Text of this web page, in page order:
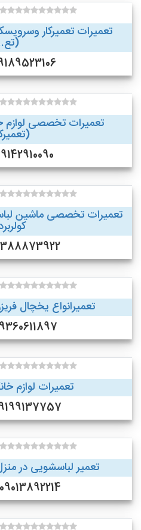
تعمیرات تعمیرکار
(تع...
09189523106 (ملایر )
تعمیرات تخصصی لوازم
09142910090 (کیش)
تعمیرات تخصصی ماشین
09388873922
تعمیرانواع یخچال
09360611897 (میناب)
تعمیرات لوازم
09199137757 (خمین )
تعمیر لباسشویی در
09013892214 (دلیجان )